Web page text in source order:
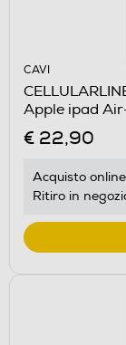
CAVI
Apple ipad
€ 22,90
Acquisto
Ritiro in